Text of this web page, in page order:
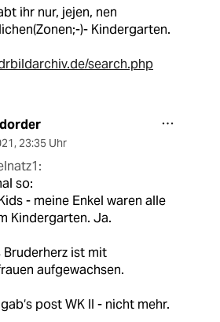
ihr nur, jejen, nen
)- Kindergarten.
search.php
, 23:35 Uhr
so:
- meine Enkel waren alle
Kindergarten. Ja.
Bruderherz ist mit
aufgewachsen.
post WK II - nicht mehr.